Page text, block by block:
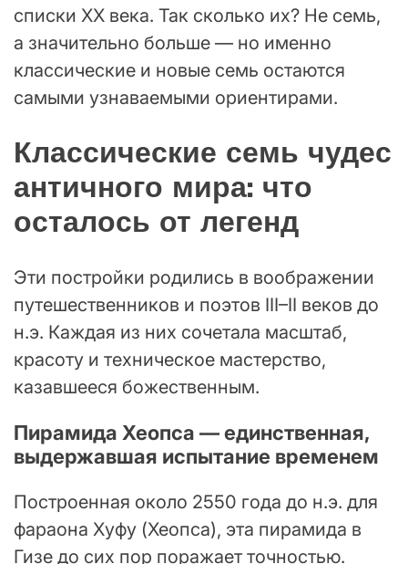
списки XX века. Так сколько их? Не семь,
а значительно больше — но именно
классические и новые семь остаются
самыми узнаваемыми ориентирами.
Классические семь чудес
античного мира: что
осталось от легенд
Эти постройки родились в воображении
путешественников и поэтов III–II веков до
н.э. Каждая из них сочетала масштаб,
красоту и техническое мастерство,
казавшееся божественным.
Пирамида Хеопса — единственная,
выдержавшая испытание временем
Построенная около 2550 года до н.э. для
фараона Хуфу (Хеопса), эта пирамида в
Гизе до сих пор поражает точностью.